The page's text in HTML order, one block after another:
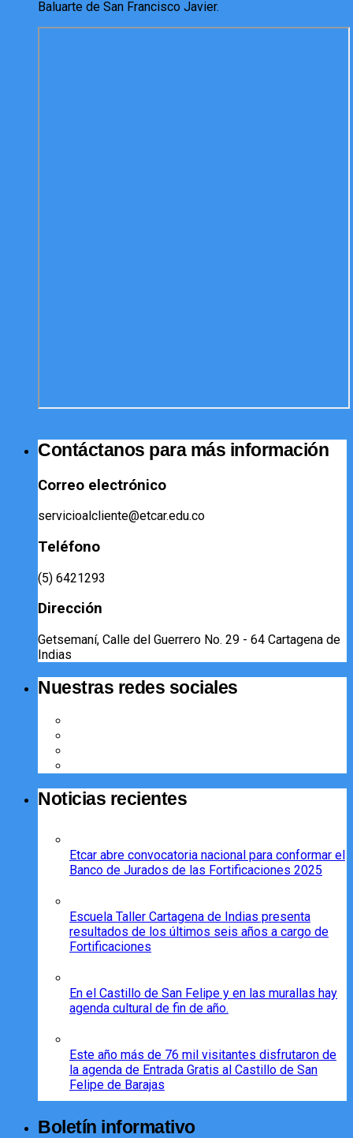
Baluarte de San Francisco Javier.
Contáctanos para más información
Correo electrónico
servicioalcliente@etcar.edu.co
Teléfono
(5) 6421293​
Dirección
Getsemaní, Calle del Guerrero No. 29 - 64 Cartagena de
Indias
Nuestras redes sociales
Noticias recientes
Etcar abre convocatoria nacional para conformar el
Banco de Jurados de las Fortificaciones 2025
Escuela Taller Cartagena de Indias presenta
resultados de los últimos seis años a cargo de
Fortificaciones
En el Castillo de San Felipe y en las murallas hay
agenda cultural de fin de año.
Este año más de 76 mil visitantes disfrutaron de
la agenda de Entrada Gratis al Castillo de San
Felipe de Barajas
Boletín informativo